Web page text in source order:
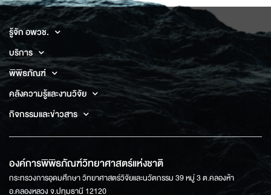
รู้จัก อพวช.
บริการ
พิพิธภัณฑ์
คลังความรู้และงานวิจัย
กิจกรรมและข่าวสาร
องค์การพิพิธภัณฑ์วิทยาศาสตร์แห่งชาติ
กระทรวงการอุดมศึกษา วิทยาศาสตร์วิจัยและนวัตกรรม 39 หมู่ 3 ต.คลองห้า
อ.คลองหลวง จ.ปทุมธานี 12120